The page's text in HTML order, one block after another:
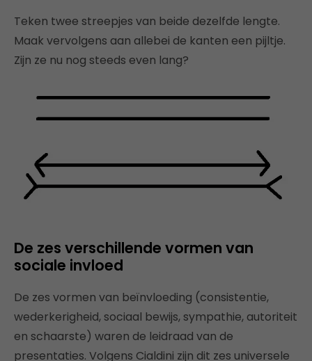
Teken twee streepjes van beide dezelfde lengte.
Maak vervolgens aan allebei de kanten een pijltje.
Zijn ze nu nog steeds even lang?
De zes verschillende vormen van
sociale invloed
De zes vormen van beïnvloeding (consistentie,
wederkerigheid, sociaal bewijs, sympathie, autoriteit
en schaarste) waren de leidraad van de
presentaties. Volgens Cialdini zijn dit zes universele